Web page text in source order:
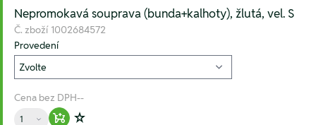
Nepromokavá souprava (bunda+kalhoty), žlutá, vel. S
Č. zboží 1002684572
Provedení
Cena bez DPH--
Množství